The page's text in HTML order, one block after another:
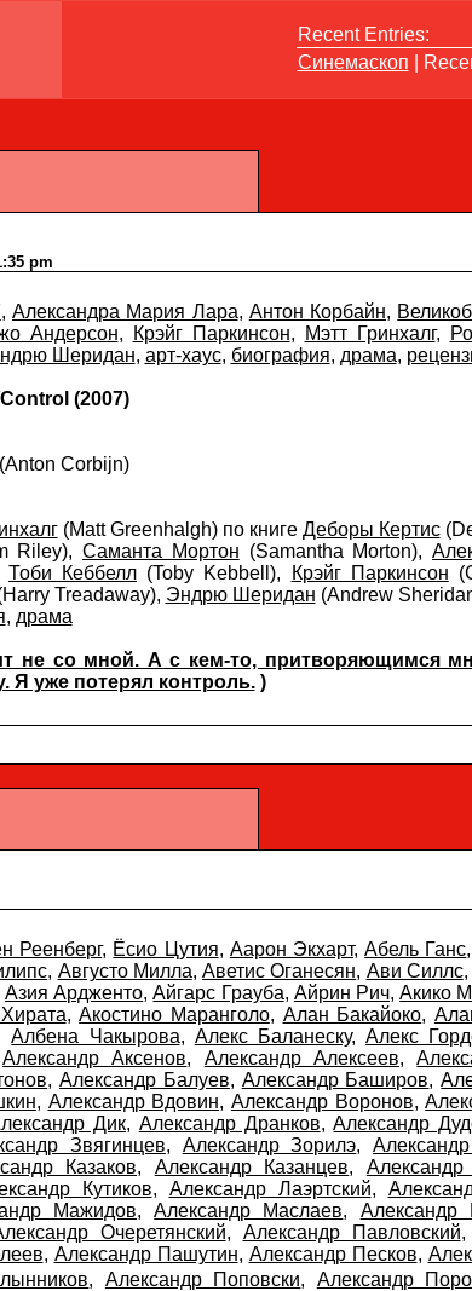
Recent Entries:
Синемаскоп |
pm
, Александра Мария Лара, Антон Корбайн,
Андерсон, Крэйг Паркинсон, Мэтт Гринхалг,
Шеридан, арт-хаус, биография, драма,
(2007)
(Anton Corbijn)
(Matt Greenhalgh) по книге Деборы Кертис
Riley), Саманта Мортон (Samantha Morton),
Тоби Кеббелл (Toby Kebbell), Крэйг Паркинсон
Treadaway), Эндрю Шеридан (Andrew
, драма
не со мной. А с кем-то, притворяющимся
Я уже потерял контроль.)
Реенберг, Ёсио Цутия, Аарон Экхарт,Абель Ганс,
, Августо Милла, Аветис Оганесян, Ави Силлс,
Азия Ардженто,Айгарс Грауба, Айрин Рич,Акико
,Акостино Маранголо, Алан Бакайоко,
Албена Чакырова, Алекс Баланеску,Алекс
Александр Аксенов, Александр Алексеев,
, Александр Балуев, Александр Баширов,
, Александр Вдовин, Александр Воронов,
Дик, Александр Дранков,Александр
Звягинцев, Александр Зорилэ,
Казаков, Александр Казанцев, Александр
Кутиков, Александр Лаэртский,
Мажидов,Александр Маслаев, Александр
Очеретянский, Александр Павловский,
, Александр Пашутин, Александр Песков,
, Александр Поповски, Александр